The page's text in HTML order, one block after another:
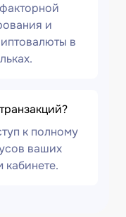
и
в
к полному
ваших